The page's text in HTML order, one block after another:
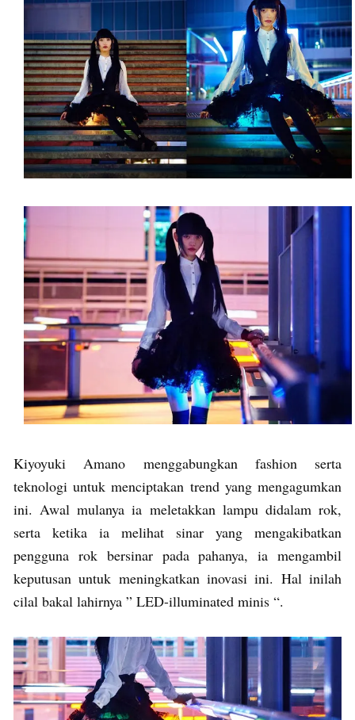
Kiyoyuki Amano menggabungkan fashion serta
teknologi untuk menciptakan trend yang mengagumkan
ini. Awal mulanya ia meletakkan lampu didalam rok,
serta ketika ia melihat sinar yang mengakibatkan
pengguna rok bersinar pada pahanya, ia mengambil
keputusan untuk meningkatkan inovasi ini. Hal inilah
cilal bakal lahirnya ” LED-illuminated minis “.